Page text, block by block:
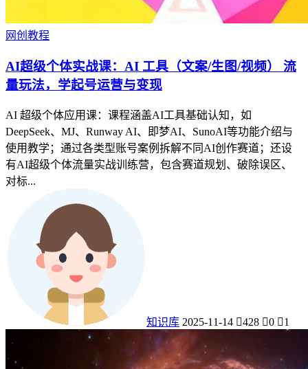
网创教程
AI超级个体实战课：AI 工具（文案/生图/视频） 流
量玩法，学起号运营与变现
AI 超级个体应用课：课程涵盖AI工具基础认知，如
DeepSeek、MJ、Runway AI、即梦AI、SunoAI等功能介绍与
使用教学；通过各类型账号案例拆解不同AI创作赛道；还设
有AI超级个体流量实战训练营，包含赛道规划、破除误区、
对标...
知识库 2025-11-14 428 0 1